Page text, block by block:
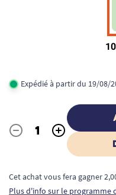
Expédié à partir du 19/08/
Quantité
- +
Cet achat vous fera gagner
Plus d'info sur le programme